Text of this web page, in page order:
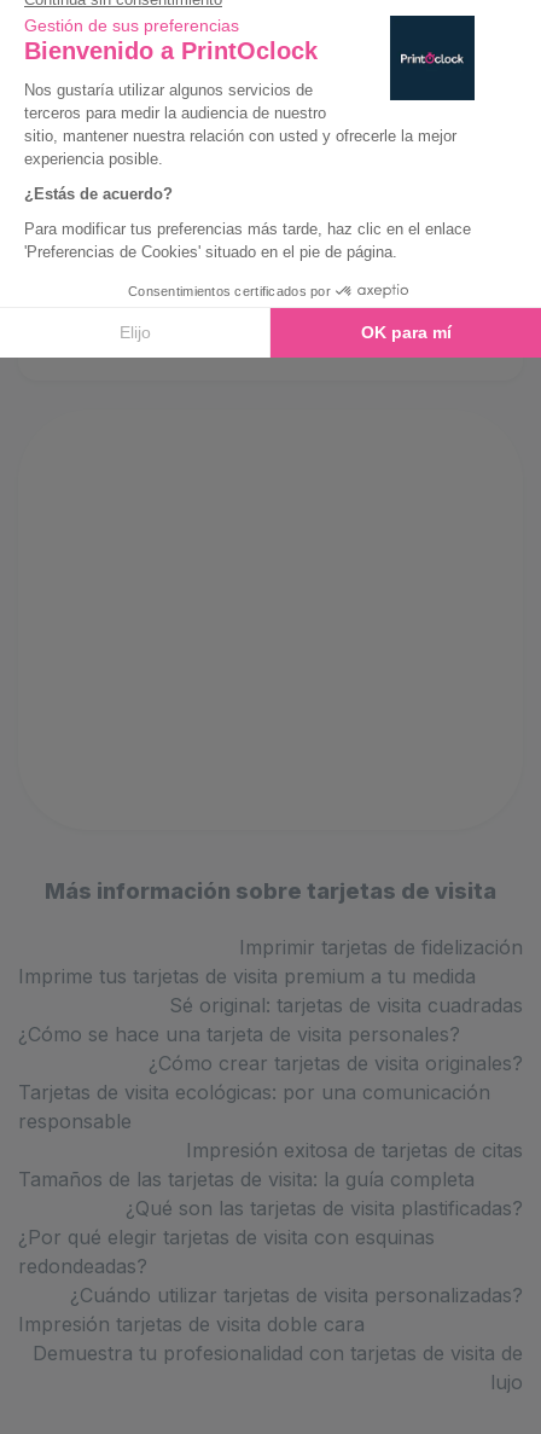
Siempre precios bajos Entrega Exprés
Guía de compra
Características
PREGUNTAS FRECUENTES
Más información sobre tarjetas de visita
Imprimir tarjetas de fidelización
Imprime tus tarjetas de visita premium a tu medida
Sé original: tarjetas de visita cuadradas
¿Cómo se hace una tarjeta de visita personales?
¿Cómo crear tarjetas de visita originales?
Tarjetas de visita ecológicas: por una comunicación
responsable
Impresión exitosa de tarjetas de citas
Tamaños de las tarjetas de visita: la guía completa
¿Qué son las tarjetas de visita plastificadas?
¿Por qué elegir tarjetas de visita con esquinas
redondeadas?
¿Cuándo utilizar tarjetas de visita personalizadas?
Impresión tarjetas de visita doble cara
Demuestra tu profesionalidad con tarjetas de visita de
lujo